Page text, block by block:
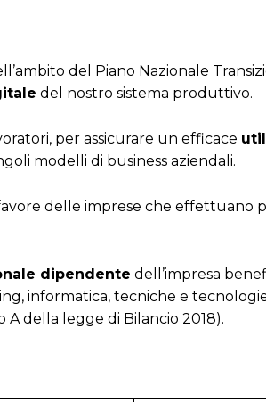
del Piano Nazionale
del nostro sistema produttivo.
per assicurare un efficace
modelli di business aziendali.
delle imprese che effettuano
dipendente dell’impresa
informatica, tecniche e
della legge di Bilancio 2018).